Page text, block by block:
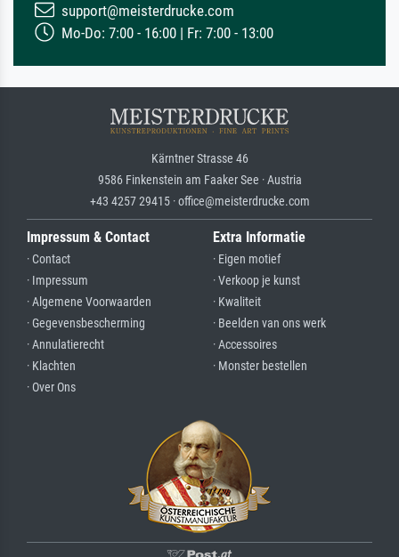
support@meisterdrucke.com
Mo-Do: 7:00 - 16:00 | Fr: 7:00 - 13:00
Kärntner Strasse 46
9586 Finkenstein am Faaker See · Austria
+43 4257 29415 · office@meisterdrucke.com
Impressum & Contact
· Contact
· Impressum
· Algemene Voorwaarden
· Gegevensbescherming
· Annulatierecht
· Klachten
· Over Ons
Extra Informatie
· Eigen motief
· Verkoop je kunst
· Kwaliteit
· Beelden van ons werk
· Accessoires
· Monster bestellen